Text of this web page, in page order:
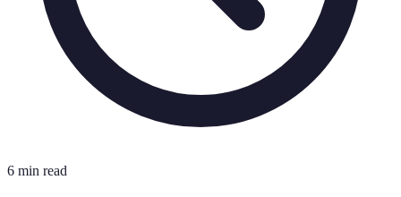
6 min read